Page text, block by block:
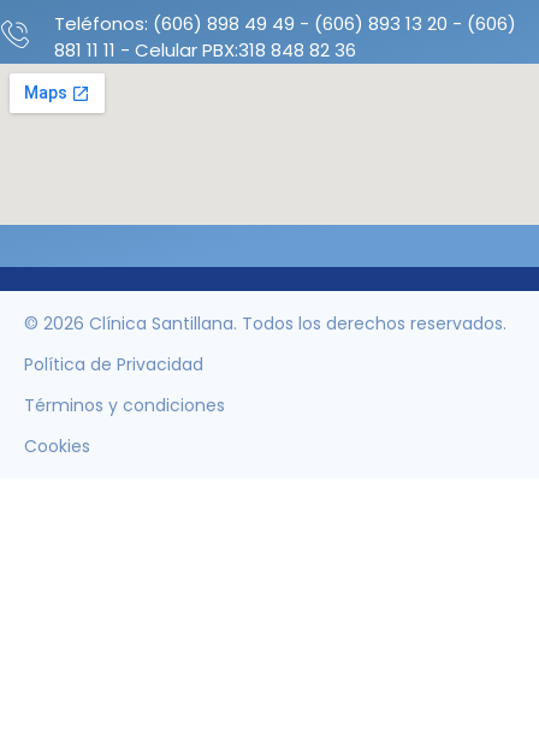
Teléfonos: (606) 898 49 49 - (606) 893 13 20 - (606)
881 11 11 - Celular PBX:318 848 82 36
© 2026 Clínica Santillana. Todos los derechos reservados.
Política de Privacidad
Términos y condiciones
Cookies